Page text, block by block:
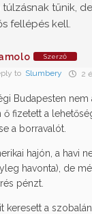
tűnik,
fellépés kell.
Szerző
to Slumbery 2
Budapesten
ő fizetett a
a borravalót.
hajón, a havi
havonta), de
pénzt.
keresett a